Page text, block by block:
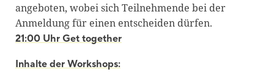
angeboten, wobei sich Teilnehmende bei der
Anmeldung für einen entscheiden dürfen.
21:00 Uhr Get together
Inhalte der Workshops: